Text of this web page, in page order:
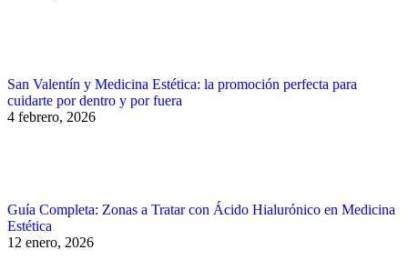
San Valentín y Medicina Estética: la promoción perfecta para
cuidarte por dentro y por fuera
4 febrero, 2026
Guía Completa: Zonas a Tratar con Ácido Hialurónico en Medicina
Estética
12 enero, 2026